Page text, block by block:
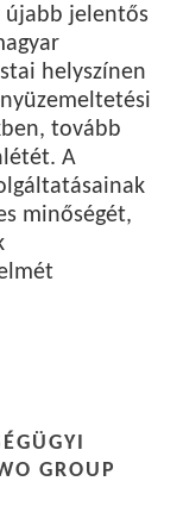
újabb jelentős
helyszínen
tovább
A
minőségét,
GROUP